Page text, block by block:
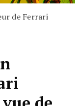
de Ferrari